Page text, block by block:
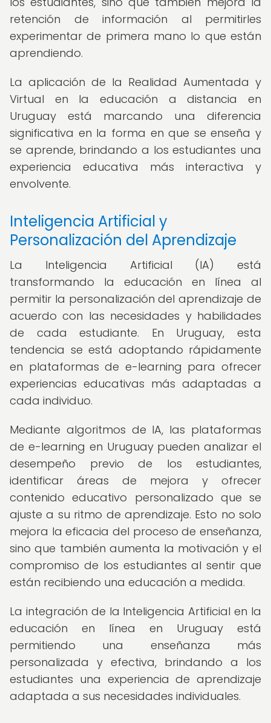
retención de información al permitirles
experimentar de primera mano lo que están
aprendiendo.
La aplicación de la Realidad Aumentada y
Virtual en la educación a distancia en
Uruguay está marcando una diferencia
significativa en la forma en que se enseña y
se aprende, brindando a los estudiantes una
experiencia educativa más interactiva y
envolvente.
Inteligencia Artificial y
Personalización del Aprendizaje
La Inteligencia Artificial (IA) está
transformando la educación en línea al
permitir la personalización del aprendizaje de
acuerdo con las necesidades y habilidades
de cada estudiante. En Uruguay, esta
tendencia se está adoptando rápidamente
en plataformas de e-learning para ofrecer
experiencias educativas más adaptadas a
cada individuo.
Mediante algoritmos de IA, las plataformas
de e-learning en Uruguay pueden analizar el
desempeño previo de los estudiantes,
identificar áreas de mejora y ofrecer
contenido educativo personalizado que se
ajuste a su ritmo de aprendizaje. Esto no solo
mejora la eficacia del proceso de enseñanza,
sino que también aumenta la motivación y el
compromiso de los estudiantes al sentir que
están recibiendo una educación a medida.
La integración de la Inteligencia Artificial en la
educación en línea en Uruguay está
permitiendo una enseñanza más
personalizada y efectiva, brindando a los
estudiantes una experiencia de aprendizaje
adaptada a sus necesidades individuales.